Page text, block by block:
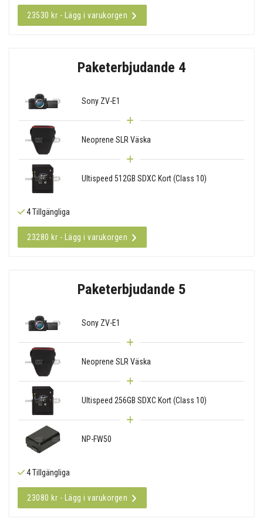
23530 kr - Lägg i varukorgen
Paketerbjudande 4
Sony ZV-E1
Neoprene SLR Väska
Ultispeed 512GB SDXC Kort (Class 10)
4 Tillgängliga
23280 kr - Lägg i varukorgen
Paketerbjudande 5
Sony ZV-E1
Neoprene SLR Väska
Ultispeed 256GB SDXC Kort (Class 10)
NP-FW50
4 Tillgängliga
23080 kr - Lägg i varukorgen